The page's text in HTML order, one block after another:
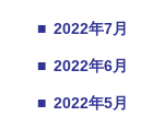
■ 2022年7月
■ 2022年6月
■ 2022年5月